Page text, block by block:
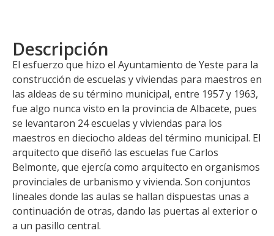
Descripción
El esfuerzo que hizo el Ayuntamiento de Yeste para la
construcción de escuelas y viviendas para maestros en
las aldeas de su término municipal, entre 1957 y 1963,
fue algo nunca visto en la provincia de Albacete, pues
se levantaron 24 escuelas y viviendas para los
maestros en dieciocho aldeas del término municipal. El
arquitecto que diseñó las escuelas fue Carlos
Belmonte, que ejercía como arquitecto en organismos
provinciales de urbanismo y vivienda. Son conjuntos
lineales donde las aulas se hallan dispuestas unas a
continuación de otras, dando las puertas al exterior o
a un pasillo central.